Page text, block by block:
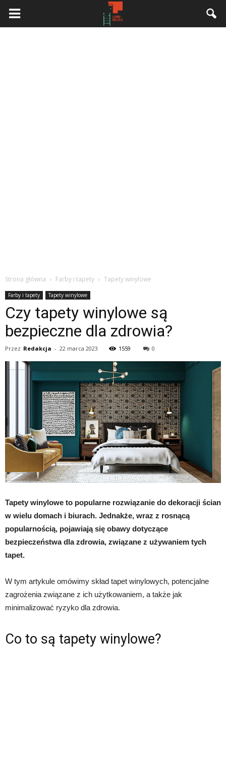
Strona główna Farby i tapety Tapety winylowe
Farby i tapety Tapety winylowe
Czy tapety winylowe są
bezpieczne dla zdrowia?
Przez Redakcja - 22 marca 2023 1559 0
Tapety winylowe to popularne rozwiązanie do dekoracji ścian
w wielu domach i biurach. Jednakże, wraz z rosnącą
popularnością, pojawiają się obawy dotyczące
bezpieczeństwa dla zdrowia, związane z używaniem tych
tapet.
W tym artykule omówimy skład tapet winylowych, potencjalne
zagrożenia związane z ich użytkowaniem, a także jak
minimalizować ryzyko dla zdrowia.
Co to są tapety winylowe?